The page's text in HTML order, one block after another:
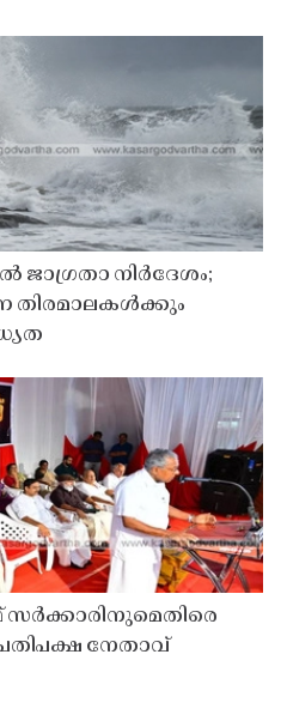
ജാഗ്രതാ നിർദേശം;
തിരമാലകൾക്കും
നേതാവ്